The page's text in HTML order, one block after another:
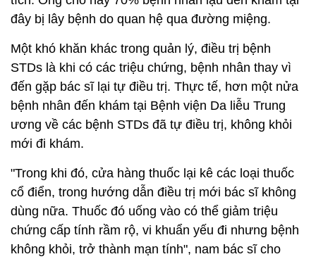
đây bị lây bệnh do quan hệ qua đường miệng.
Một khó khăn khác trong quản lý, điều trị bệnh
STDs là khi có các triệu chứng, bệnh nhân thay vì
đến gặp bác sĩ lại tự điều trị. Thực tế, hơn một nửa
bệnh nhân đến khám tại Bệnh viện Da liễu Trung
ương về các bệnh STDs đã tự điều trị, không khỏi
mới đi khám.
"Trong khi đó, cửa hàng thuốc lại kê các loại thuốc
cổ điển, trong hướng dẫn điều trị mới bác sĩ không
dùng nữa. Thuốc đó uống vào có thể giảm triệu
chứng cấp tính rầm rộ, vi khuẩn yếu đi nhưng bệnh
không khỏi, trở thành mạn tính", nam bác sĩ cho